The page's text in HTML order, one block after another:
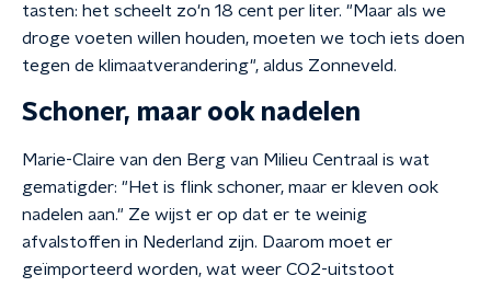
tasten: het scheelt zo'n 18 cent per liter. "Maar als we
droge voeten willen houden, moeten we toch iets doen
tegen de klimaatverandering", aldus Zonneveld.
Schoner, maar ook nadelen
Marie-Claire van den Berg van Milieu Centraal is wat
gematigder: "Het is flink schoner, maar er kleven ook
nadelen aan." Ze wijst er op dat er te weinig
afvalstoffen in Nederland zijn. Daarom moet er
geïmporteerd worden, wat weer CO2-uitstoot